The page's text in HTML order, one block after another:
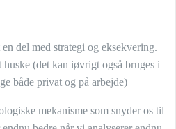
del med strategi og eksekvering.
(det kan iøvrigt også bruges i
både privat og på arbejde)
mekanisme som snyder os til